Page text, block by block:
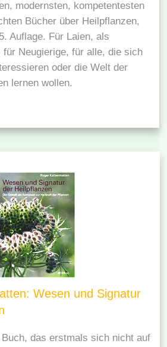
modernsten, kompetentesten
Bücher über Heilpflanzen,
Auflage. Für Laien, als
für Neugierige, für alle, die sich
oder die Welt der
lernen wollen.
Wesen und Signatur
das erstmals sich nicht auf